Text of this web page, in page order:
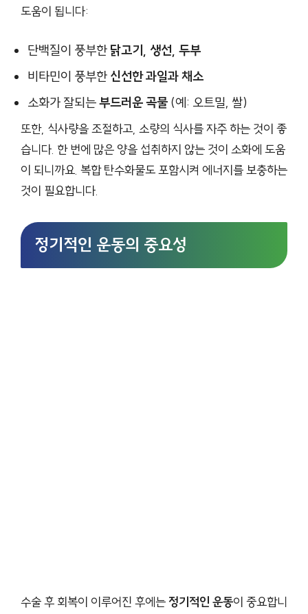
도움이 됩니다:
단백질이 풍부한 닭고기, 생선, 두부
비타민이 풍부한 신선한 과일과 채소
소화가 잘되는부드러운 곡물(예: 오트밀, 쌀)
또한, 식사량을 조절하고, 소량의 식사를 자주 하는 것이 좋
습니다. 한 번에 많은 양을 섭취하지 않는 것이 소화에 도움
이 되니까요. 복합 탄수화물도 포함시켜 에너지를 보충하는
것이 필요합니다.
정기적인 운동의 중요성
수술 후 회복이 이루어진 후에는 정기적인 운동이 중요합니